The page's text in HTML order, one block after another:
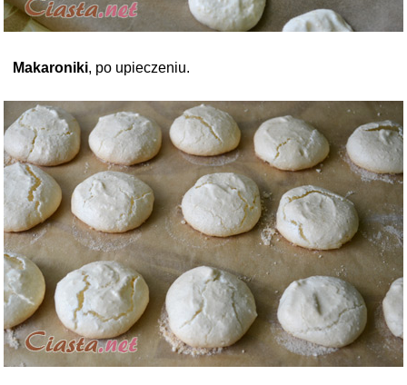
Makaroniki, po upieczeniu.